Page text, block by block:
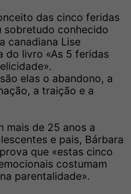
das cinco feridas
sobretudo conhecido
canadiana Lise
do livro «As 5 feridas
elas o abandono, a
a traição e a
mais de 25 anos a
e pais, Bárbara
que «estas cinco
costumam
parentalidade».